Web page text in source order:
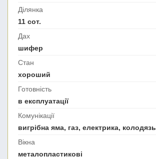
Ділянка
11 сот.
Дах
шифер
Стан
хороший
Готовність
в експлуатації
Комунікації
вигрібна яма, газ, електрика, колодязь
Вікна
металопластикові